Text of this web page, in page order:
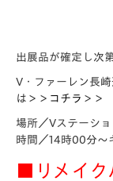
出展品が確定し次
V・ファーレン長
は＞＞ コチラ ＞＞
場所／Vステーシ
時間／14時00分～
■リメイ